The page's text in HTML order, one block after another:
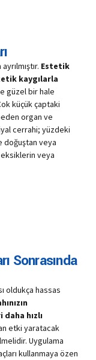
Estetik
kaygılarla
güzel bir hale
küçük çaptaki
organ ve
cerrahi; yüzdeki
doğuştan veya
veya
Sonrasında
oldukça hassas
hızlı
etki yaratacak
Uygulama
kullanmaya özen